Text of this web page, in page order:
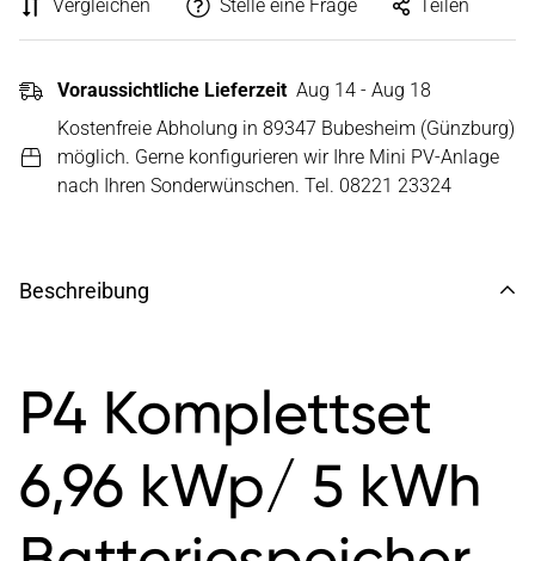
Vergleichen Stelle eine Frage Teilen
Voraussichtliche Lieferzeit Aug 14 - Aug 18
Kostenfreie Abholung in 89347 Bubesheim (Günzburg)
möglich. Gerne konfigurieren wir Ihre Mini PV-Anlage
nach Ihren Sonderwünschen. Tel. 08221 23324
Beschreibung
P4 Komplettset
6,96 kWp/ 5 kWh